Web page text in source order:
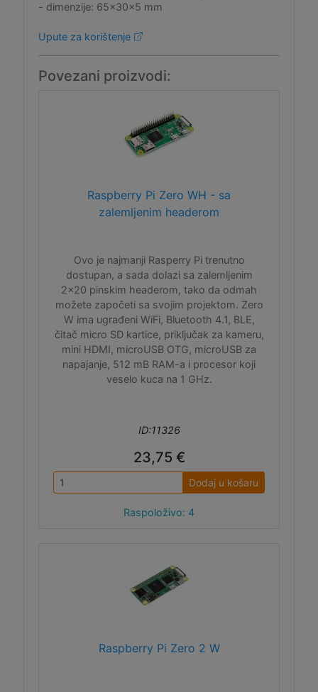
- dimenzije: 65x30x5 mm
Upute za korištenje
Povezani proizvodi:
Raspberry Pi Zero WH - sa
zalemljenim headerom
Ovo je najmanji Rasperry Pi trenutno
dostupan, a sada dolazi sa zalemljenim
2x20 pinskim headerom, tako da odmah
možete započeti sa svojim projektom. Zero
W ima ugrađeni WiFi, Bluetooth 4.1, BLE,
čitač micro SD kartice, priključak za kameru,
mini HDMI, microUSB OTG, microUSB za
napajanje, 512 mB RAM-a i procesor koji
veselo kuca na 1 GHz.
ID:11326
23,75 €
Dodaj u košaru
Raspoloživo: 4
Raspberry Pi Zero 2 W